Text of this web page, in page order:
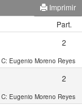
Imprimir
Part.
2
C: Eugenio Moreno Reyes
2
C: Eugenio Moreno Reyes